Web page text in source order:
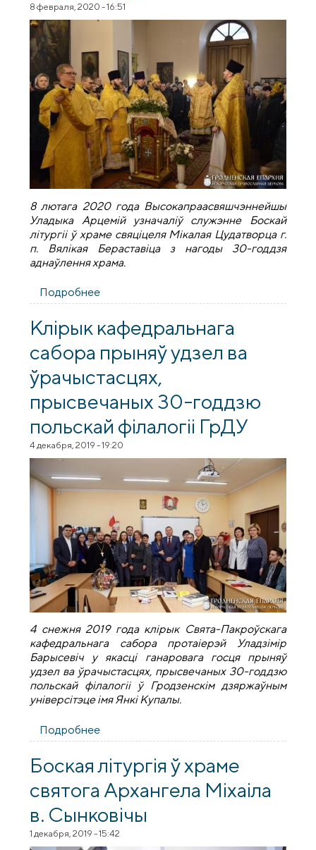
8 февраля, 2020 - 16:51
8 лютага 2020 года Высокапраасвяшчэннейшы
Уладыка Арцемій узначаліў служэнне Боскай
літургіі ў храме свяціцеля Мікалая Цудатворца г.
п. Вялікая Бераставіца з нагоды 30-годдзя
аднаўлення храма.
Подробнее
Мікалая Цудатворца г. п. Вялікая
Бераставіца
Клірык кафедральнага
сабора прыняў удзел ва
ўрачыстасцях,
прысвечаных 30-годдзю
польскай філалогіі ГрДУ
4 декабря, 2019 - 19:20
4 снежня 2019 года клірык Свята-Пакроўскага
кафедральнага сабора протаіерэй Уладзімір
Барысевіч у якасці ганаровага госця прыняў
удзел ва ўрачыстасцях, прысвечаных 30-годдзю
польскай філалогіі ў Гродзенскім дзяржаўным
універсітэце імя Янкі Купалы.
Подробнее
удзел ва ўрачыстасцях, прысвечаных 30-
годдзю польскай філалогіі ГрДУ
Боская літургія ў храме
святога Архангела Міхаіла
в. Сынковічы
1 декабря, 2019 - 15:42